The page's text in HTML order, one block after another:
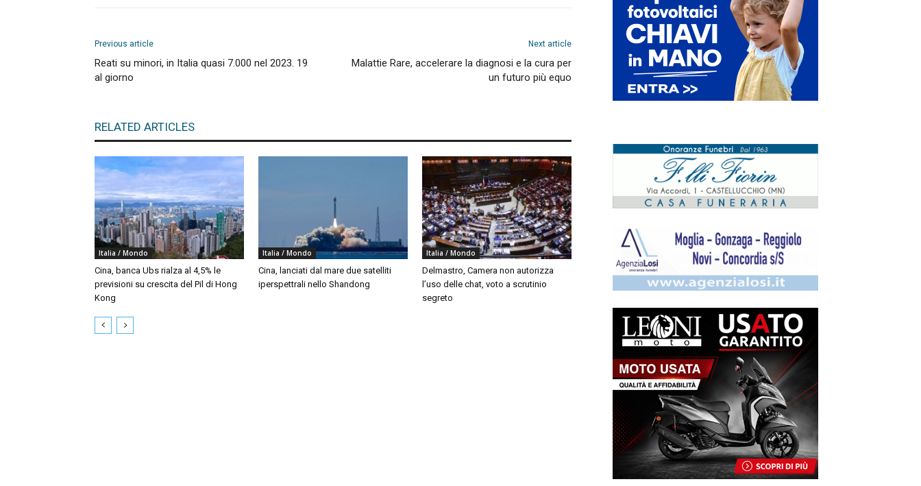
Previous article
Reati su minori, in Italia quasi 7.000 nel 2023. 19
al giorno
Next article
Malattie Rare, accelerare la diagnosi e la cura per
un futuro più equo
RELATED ARTICLES
Italia / Mondo
Cina, banca Ubs rialza al 4,5% le
previsioni su crescita del Pil di Hong
Kong
Italia / Mondo
Cina, lanciati dal mare due satelliti
iperspettrali nello Shandong
Italia / Mondo
Delmastro, Camera non autorizza
l’uso delle chat, voto a scrutinio
segreto